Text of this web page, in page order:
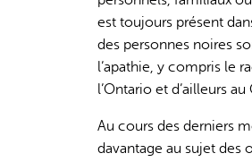
est toujours présent
des personnes noires
l’apathie, y compris le
l’Ontario et d’ailleurs au
Au cours des derniers
davantage au sujet des